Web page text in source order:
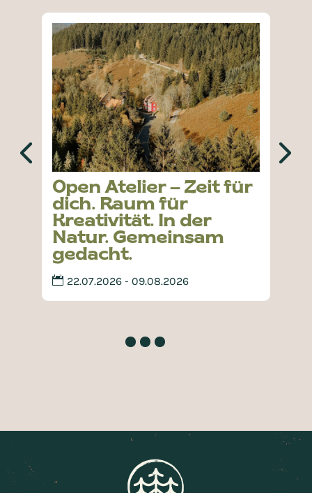
Open Atelier – Zeit für
dich. Raum für
Kreativität. In der
Natur. Gemeinsam
gedacht.
22.07.2026 - 09.08.2026